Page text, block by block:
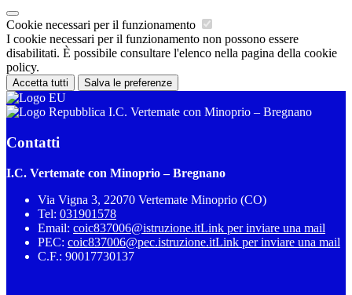
Cookie necessari per il funzionamento
I cookie necessari per il funzionamento non possono essere
disabilitati. È possibile consultare l'elenco nella pagina della cookie
policy.
Accetta tutti Salva le preferenze
I.C. Vertemate con Minoprio – Bregnano
Contatti
I.C. Vertemate con Minoprio – Bregnano
Via Vigna 3, 22070 Vertemate Minoprio (CO)
Tel: 031901578
Email: coic837006@istruzione.itLink per inviare una mail
PEC: coic837006@pec.istruzione.itLink per inviare una mail
C.F.: 90017730137